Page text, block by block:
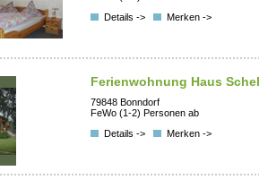
Details ->
Merken ->
Ferienwohnung Haus
79848 Bonndorf
FeWo (1-2) Personen ab
Details ->
Merken ->